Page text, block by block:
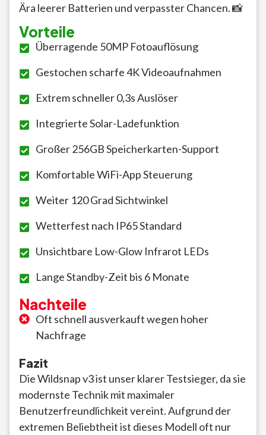
Ära leerer Batterien und verpasster Chancen. 📸
Vorteile
Überragende 50MP Fotoauflösung
Gestochen scharfe 4K Videoaufnahmen
Extrem schneller 0,3s Auslöser
Integrierte Solar-Ladefunktion
Großer 256GB Speicherkarten-Support
Komfortable WiFi-App Steuerung
Weiter 120 Grad Sichtwinkel
Wetterfest nach IP65 Standard
Unsichtbare Low-Glow Infrarot LEDs
Lange Standby-Zeit bis 6 Monate
Nachteile
Oft schnell ausverkauft wegen hoher
Nachfrage
Fazit
Die Wildsnap v3 ist unser klarer Testsieger, da sie
modernste Technik mit maximaler
Benutzerfreundlichkeit vereint. Aufgrund der
extremen Beliebtheit ist dieses Modell oft nur